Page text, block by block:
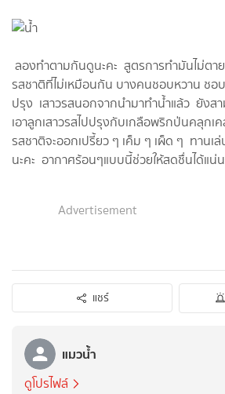
ลองทำตามกันดูนะคะ สูตรการทำมันไม่ตา
รสชาติ​ที่ไม่เหมือนกัน บางคนชอบหวาน ชอ
ปรุง เสาวรสนอกจากนำมาทำน้ำแล้ว ยังส
เอาลูกเสาวรสไปปรุงกับเกลือพริกป่นคลุกเ
รสชาติจะออกเปรี้ยว ๆ เค็ม ๆ เผ็ด ๆ ทานเ
นะคะ อากาศ​ร้อนๆแบบนี้ช่วยให้สดชื่นได้แน่
Advertisement
แชร์
แมวน้ำ
ดูโปรไฟล์